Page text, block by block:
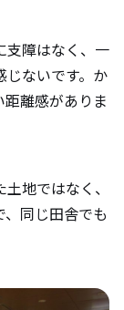
支障はなく、一
ないです。か
離感がありま
地ではなく、
同じ田舎でも